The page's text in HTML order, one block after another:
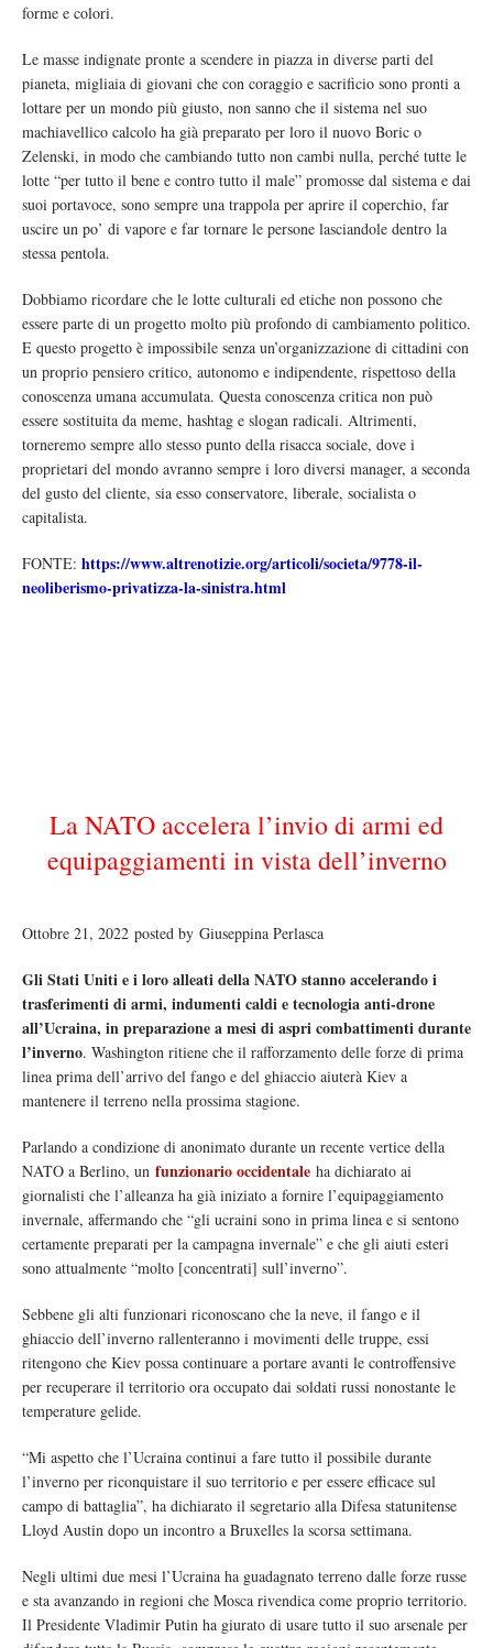
forme e colori.
Le masse indignate pronte a scendere in piazza in diverse parti del
pianeta, migliaia di giovani che con coraggio e sacrificio sono pronti a
lottare per un mondo più giusto, non sanno che il sistema nel suo
machiavellico calcolo ha già preparato per loro il nuovo Boric o
Zelenski, in modo che cambiando tutto non cambi nulla, perché tutte le
lotte “per tutto il bene e contro tutto il male” promosse dal sistema e dai
suoi portavoce, sono sempre una trappola per aprire il coperchio, far
uscire un po’ di vapore e far tornare le persone lasciandole dentro la
stessa pentola.
Dobbiamo ricordare che le lotte culturali ed etiche non possono che
essere parte di un progetto molto più profondo di cambiamento politico.
E questo progetto è impossibile senza un’organizzazione di cittadini con
un proprio pensiero critico, autonomo e indipendente, rispettoso della
conoscenza umana accumulata. Questa conoscenza critica non può
essere sostituita da meme, hashtag e slogan radicali. Altrimenti,
torneremo sempre allo stesso punto della risacca sociale, dove i
proprietari del mondo avranno sempre i loro diversi manager, a seconda
del gusto del cliente, sia esso conservatore, liberale, socialista o
capitalista.
FONTE: https://www.altrenotizie.org/articoli/societa/9778-il-
neoliberismo-privatizza-la-sinistra.html
La NATO accelera l’invio di armi ed
equipaggiamenti in vista dell’inverno
Ottobre 21, 2022 posted by Giuseppina Perlasca
Gli Stati Uniti e i loro alleati della NATO stanno accelerando i
trasferimenti di armi, indumenti caldi e tecnologia anti-drone
all’Ucraina, in preparazione a mesi di aspri combattimenti durante
l’inverno. Washington ritiene che il rafforzamento delle forze di prima
linea prima dell’arrivo del fango e del ghiaccio aiuterà Kiev a
mantenere il terreno nella prossima stagione.
Parlando a condizione di anonimato durante un recente vertice della
NATO a Berlino, un funzionario occidentale ha dichiarato ai
giornalisti che l’alleanza ha già iniziato a fornire l’equipaggiamento
invernale, affermando che “gli ucraini sono in prima linea e si sentono
certamente preparati per la campagna invernale” e che gli aiuti esteri
sono attualmente “molto [concentrati] sull’inverno”.
Sebbene gli alti funzionari riconoscano che la neve, il fango e il
ghiaccio dell’inverno rallenteranno i movimenti delle truppe, essi
ritengono che Kiev possa continuare a portare avanti le controffensive
per recuperare il territorio ora occupato dai soldati russi nonostante le
temperature gelide.
“Mi aspetto che l’Ucraina continui a fare tutto il possibile durante
l’inverno per riconquistare il suo territorio e per essere efficace sul
campo di battaglia”, ha dichiarato il segretario alla Difesa statunitense
Lloyd Austin dopo un incontro a Bruxelles la scorsa settimana.
Negli ultimi due mesi l’Ucraina ha guadagnato terreno dalle forze russe
e sta avanzando in regioni che Mosca rivendica come proprio territorio.
Il Presidente Vladimir Putin ha giurato di usare tutto il suo arsenale per